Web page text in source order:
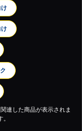
連した商品が表示されま
。